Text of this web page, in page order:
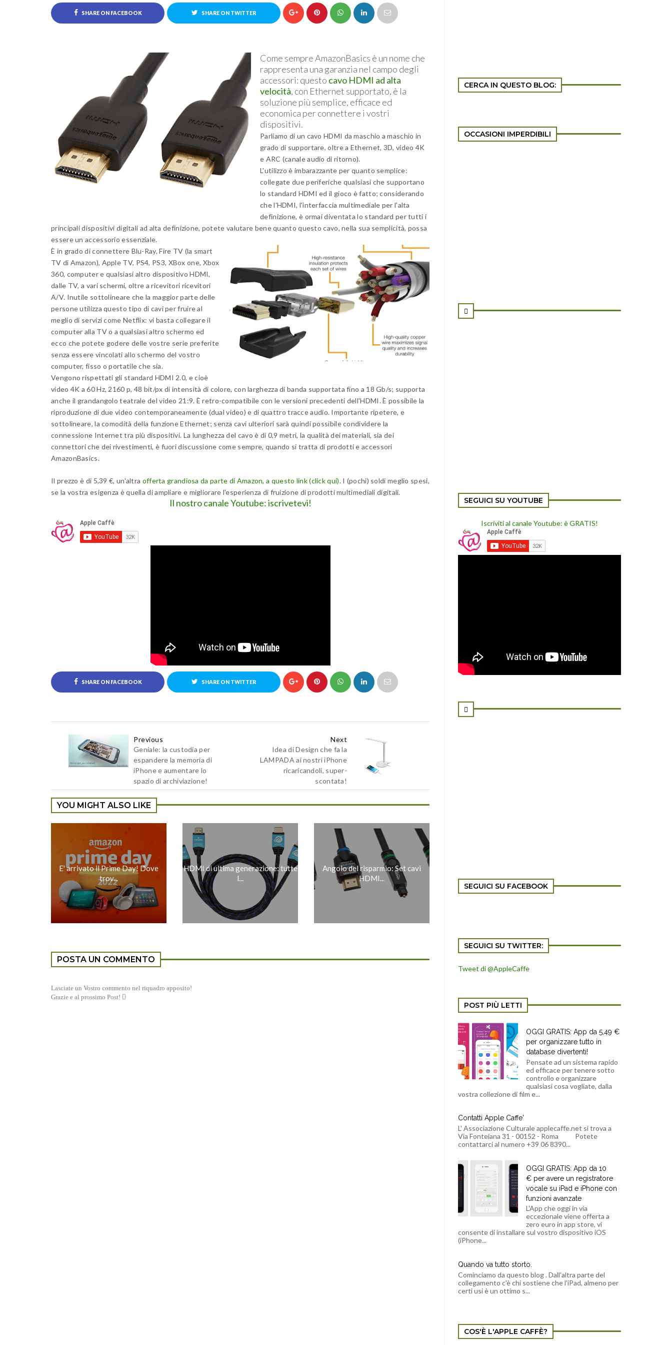
SHARE ON FACEBOOK SHARE ON TWITTER
Come sempre AmazonBasics è un nome che
rappresenta una garanzia nel campo degli
accessori: questo cavo HDMI ad alta
velocità, con Ethernet supportato, è la
soluzione più semplice, efficace ed
economica per connettere i vostri
dispositivi.
Parliamo di un cavo HDMI da maschio a maschio in
grado di supportare, oltre a Ethernet, 3D, video 4K
e ARC (canale audio di ritorno).
L'utilizzo è imbarazzante per quanto semplice:
collegate due periferiche qualsiasi che supportano
lo standard HDMI ed il gioco è fatto; considerando
che l'HDMI, l'interfaccia multimediale per l'alta
definizione, è ormai diventata lo standard per tutti i
principali dispositivi digitali ad alta definizione, potete valutare bene quanto questo cavo, nella sua semplicità, possa
essere un accessorio essenziale.
È in grado di connettere Blu-Ray, Fire TV (la smart
TV di Amazon), Apple TV, PS4, PS3, XBox one, Xbox
360, computer e qualsiasi altro dispositivo HDMI,
dalle TV, a vari schermi, oltre a ricevitori ricevitori
A/V. Inutile sottolineare che la maggior parte delle
persone utilizza questo tipo di cavi per fruire al
meglio di servizi come Netflix: vi basta collegare il
computer alla TV o a qualsiasi altro schermo ed
ecco che potete godere delle vostre serie preferite
senza essere vincolati allo schermo del vostro
computer, fisso o portatile che sia.
Vengono rispettati gli standard HDMI 2.0, e cioè
video 4K a 60 Hz, 2160 p, 48 bit/px di intensità di colore, con larghezza di banda supportata fino a 18 Gb/s; supporta
anche il grandangolo teatrale del video 21:9. È retro-compatibile con le versioni precedenti dell'HDMI. È possibile la
riproduzione di due video contemporaneamente (dual video) e di quattro tracce audio. Importante ripetere, e
sottolineare, la comodità della funzione Ethernet; senza cavi ulteriori sarà quindi possibile condividere la
connessione Internet tra più dispositivi. La lunghezza del cavo è di 0,9 metri, la qualità dei materiali, sia dei
connettori che dei rivestimenti, è fuori discussione come sempre, quando si tratta di prodotti e accessori
AmazonBasics.
Il prezzo è di 5,39 €, un'altra offerta grandiosa da parte di Amazon, a questo link (click qui). I (pochi) soldi meglio spesi,
se la vostra esigenza è quella di ampliare e migliorare l'esperienza di fruizione di prodotti multimediali digitali.
Il nostro canale Youtube: iscrivetevi!
SHARE ON FACEBOOK SHARE ON TWITTER
Next
Idea di Design che fa la
LAMPADA ai nostri iPhone
ricaricandoli, super-
scontata!
Previous
Geniale: la custodia per
espandere la memoria di
iPhone e aumentare lo
spazio di archiviazione!
YOU MIGHT ALSO LIKE
E' arrivato il Prime Day! Dove
trov...
HDMI di ultima generazione: tutte
l...
Angolo del risparmio: Set cavi
HDMI...
POSTA UN COMMENTO
Lasciate un Vostro commento nel riquadro apposito!
Grazie e al prossimo Post! 
CERCA IN QUESTO BLOG:
OCCASIONI IMPERDIBILI

SEGUICI SU YOUTUBE
Iscriviti al canale Youtube: è GRATIS!

SEGUICI SU FACEBOOK
SEGUICI SU TWITTER:
Tweet di @AppleCaffe
POST PIÙ LETTI
OGGI GRATIS: App da 5,49 €
per organizzare tutto in
database divertenti!
Pensate ad un sistema rapido
ed efficace per tenere sotto
controllo e organizzare
qualsiasi cosa vogliate, dalla
vostra collezione di film e...
Contatti Apple Caffe'
L' Associazione Culturale applecaffe.net si trova a
Via Fonteiana 31 - 00152 - Roma Potete
contattarci al numero +39 06 8390...
OGGI GRATIS: App da 10
€ per avere un registratore
vocale su iPad e iPhone con
funzioni avanzate
L'App che oggi in via
eccezionale viene offerta a
zero euro in app store, vi
consente di installare sul vostro dispositivo iOS
(iPhone...
Quando va tutto storto.
Cominciamo da questo blog . Dall'altra parte del
collegamento c'è chi sostiene che l'iPad, almeno per
certi usi è un ottimo s...
COS'È L'APPLE CAFFÈ?